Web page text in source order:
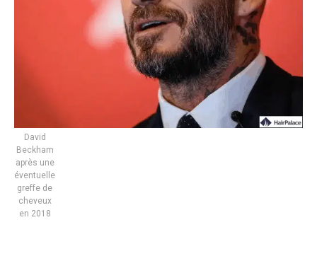
David
Beckham
après une
éventuelle
greffe de
cheveux
en 2018